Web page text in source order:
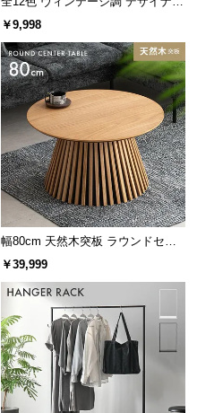
ズシェルチェア
￥9,998
幅80cm 天然木突板 ラウンドセン
ターテーブル 美しい格子デザイン
￥39,999